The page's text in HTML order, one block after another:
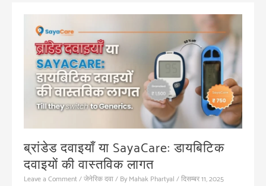
क्यों
लिखते
ब्रांडेड दवाइयाँ या SayaCare: डायबिटिक
दवाइयों की वास्तविक लागत
Leave a Comment/जेनेरिक दवा/ By Mahak Phartyal /दिसम्बर 11, 2025